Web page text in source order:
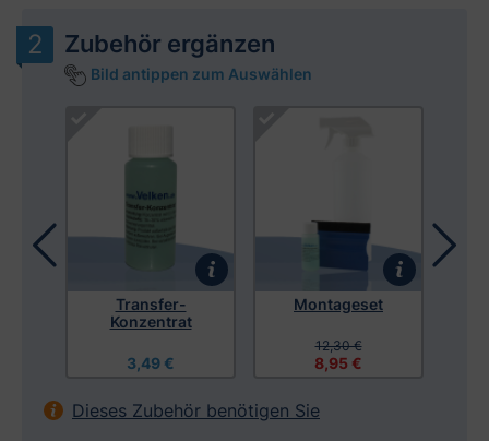
Zubehör ergänzen
Bild antippen zum Auswählen
Transfer-
Konzentrat
3,49 €
Montageset
8,95 €
12,30 €
Dieses Zubehör benötigen Sie